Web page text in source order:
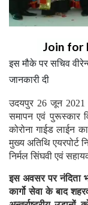
Join for
इस मौके पर सचिव
जानकारी दी
उदयपुर 26 जून 2021
समापन एवं पुरूस्कार
कोरोना गाईड लाईन
मुख्य अतिथि एयरपोर्ट
निर्मल सिंघवी एवं
इस अवसर पर नंदिता
कार्गो सेवा के बाद